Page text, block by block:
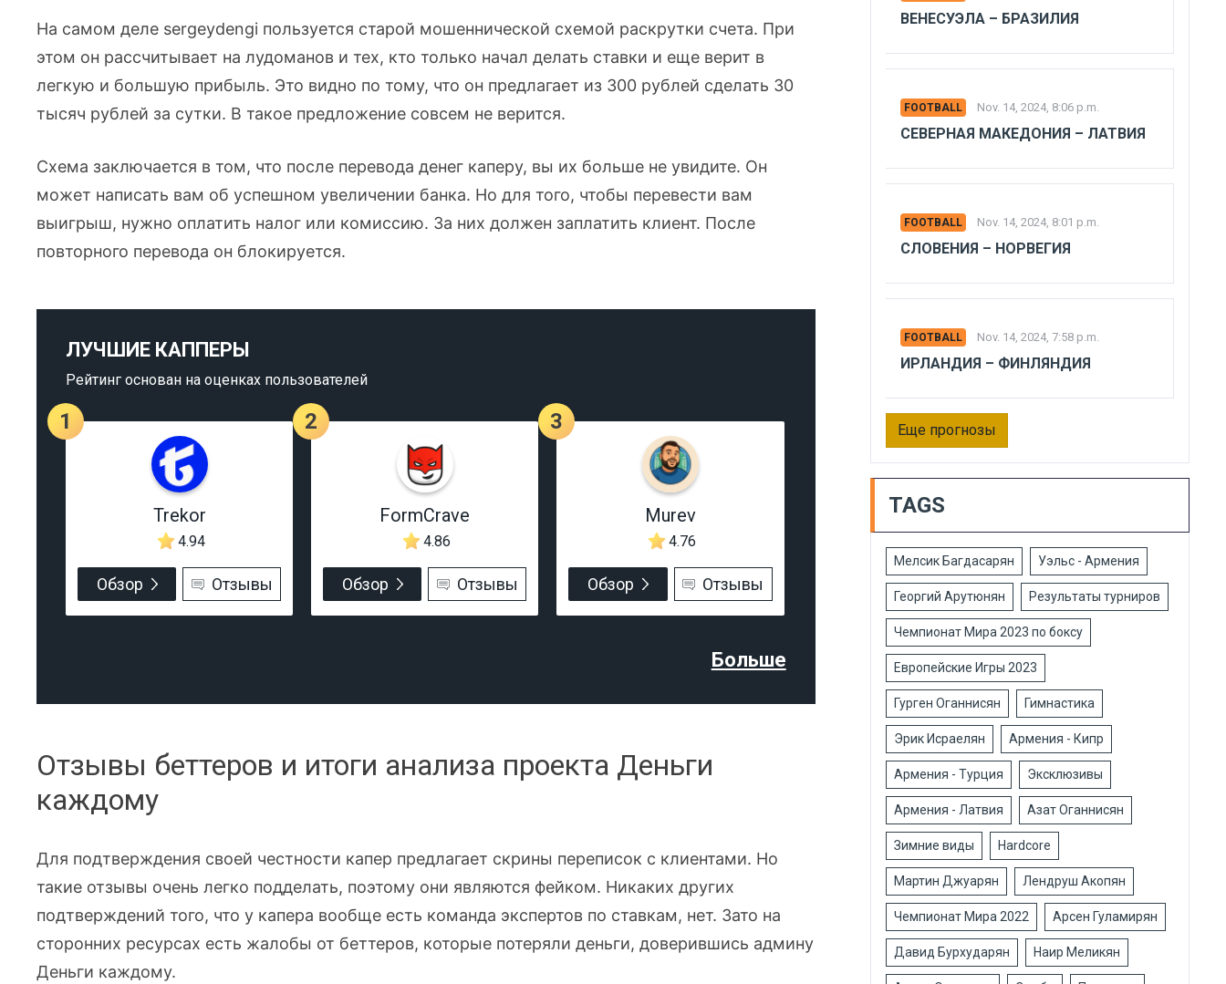
На самом деле sergeydengi пользуется старой мошеннической схемой раскрутки счета. При
этом он рассчитывает на лудоманов и тех, кто только начал делать ставки и еще верит в
легкую и большую прибыль. Это видно по тому, что он предлагает из 300 рублей сделать 30
тысяч рублей за сутки. В такое предложение совсем не верится.
Схема заключается в том, что после перевода денег каперу, вы их больше не увидите. Он
может написать вам об успешном увеличении банка. Но для того, чтобы перевести вам
выигрыш, нужно оплатить налог или комиссию. За них должен заплатить клиент. После
повторного перевода он блокируется.
ЛУЧШИЕ КАППЕРЫ
Рейтинг основан на оценках пользователей
1
Trekor
4.94
Обзор Отзывы
2
FormCrave
4.86
Обзор Отзывы
3
Murev
4.76
Обзор Отзывы
Больше
Отзывы беттеров и итоги анализа проекта Деньги
каждому
Для подтверждения своей честности капер предлагает скрины переписок с клиентами. Но
такие отзывы очень легко подделать, поэтому они являются фейком. Никаких других
подтверждений того, что у капера вообще есть команда экспертов по ставкам, нет. Зато на
сторонних ресурсах есть жалобы от беттеров, которые потеряли деньги, доверившись админу
Деньги каждому.
ВЕНЕСУЭЛА – БРАЗИЛИЯ
FOOTBALL Nov. 14, 2024, 8:06 p.m.
СЕВЕРНАЯ МАКЕДОНИЯ – ЛАТВИЯ
FOOTBALL Nov. 14, 2024, 8:01 p.m.
СЛОВЕНИЯ – НОРВЕГИЯ
FOOTBALL Nov. 14, 2024, 7:58 p.m.
ИРЛАНДИЯ – ФИНЛЯНДИЯ
Еще прогнозы
TAGS
Мелсик Багдасарян Уэльс - Армения
Георгий Арутюнян Результаты турниров
Чемпионат Мира 2023 по боксу
Европейские Игры 2023
Гурген Оганнисян Гимнастика
Эрик Исраелян Армения - Кипр
Армения - Турция Эксклюзивы
Армения - Латвия Азат Оганнисян
Зимние виды Hardcore
Мартин Джуарян Лендруш Акопян
Чемпионат Мира 2022 Арсен Гуламирян
Давид Бурхударян Наир Меликян